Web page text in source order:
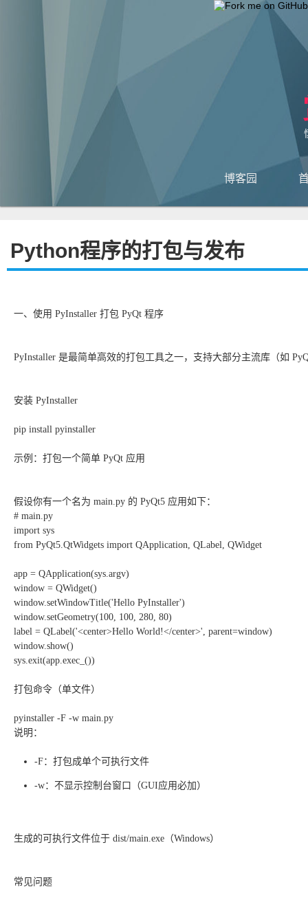
博客园
Python程序的打包与发布
一、使用 PyInstaller 打包 PyQt 程序
PyInstaller 是最简单高效的打包工具之一，支持大部分主流库（如
安装 PyInstaller
pip install pyinstaller
示例：打包一个简单 PyQt 应用
假设你有一个名为 main.py 的 PyQt5 应用如下：
# main.py
import sys
from PyQt5.QtWidgets import QApplication, QLabel, QWidget
app = QApplication(sys.argv)
window = QWidget()
window.setWindowTitle('Hello PyInstaller')
window.setGeometry(100, 100, 280, 80)
label = QLabel('<center>Hello World!</center>', parent=window)
window.show()
sys.exit(app.exec_())
打包命令（单文件）
pyinstaller -F -w main.py
说明：
-F：打包成单个可执行文件
-w：不显示控制台窗口（GUI应用必加）
生成的可执行文件位于 dist/main.exe（Windows）
常见问题